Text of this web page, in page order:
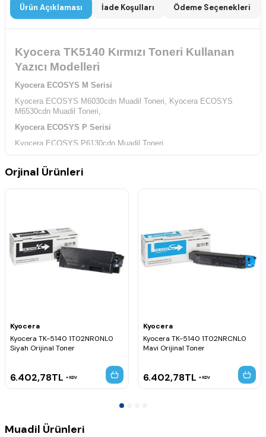
Ürün Açıklaması İade Koşulları Ödeme Seçenekleri
Kyocera TK5140 Kırmızı Toneri Kullanan
Yazıcı Modelleri
Kyocera ECOSYS M Serisi
Kyocera ECOSYS M6030cdn Muadil Toneri, Kyocera ECOSYS
M6530cdn Muadil Toneri,
Kyocera ECOSYS P Serisi
Kyocera ECOSYS P6130cdn Muadil Toneri,
Orjinal Ürünleri
Kyocera
Kyocera TK-5140 1T02NR0NL0
Siyah Orijinal Toner
6.402,78TL KDV
Kyocera
Kyocera TK-5140 1T02NRCNL0
Mavi Orijinal Toner
6.402,78TL KDV
Muadil Ürünleri